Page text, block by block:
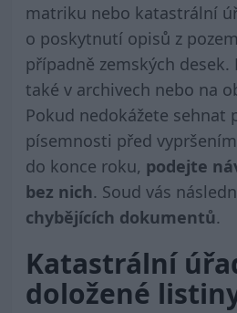
matriku nebo katastrální
o poskytnutí opisů z
případně zemských
také v archivech nebo na
Pokud nedokážete sehnat
písemnosti před
do konce roku, podejte
bez nich. Soud vás
chybějících dokumentů.
Katastrální
doložené